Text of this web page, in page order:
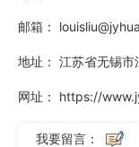
邮箱：
地址： 江苏省无锡市
网址： https://
我要留言：